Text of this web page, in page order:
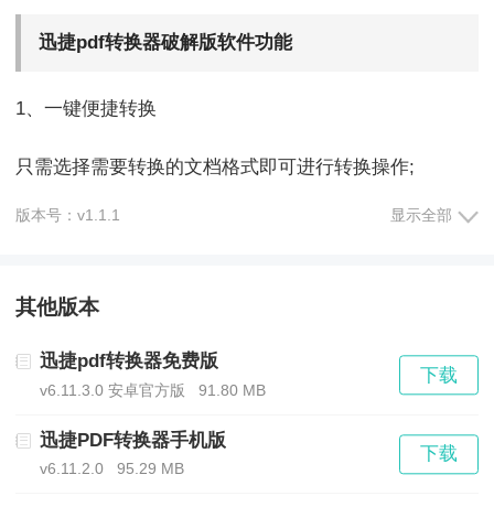
迅捷pdf转换器破解版软件功能
1、一键便捷转换
只需选择需要转换的文档格式即可进行转换操作;
2、文档即转即得
3、拍照识别文字
再也不用敲键盘录入资料啦，只需轻轻一点就可以将图
版本号：v1.1.1 显示全部
其他版本
迅捷pdf转换器免费版
v6.11.3.0 安卓官方版 91.80 MB
下载
迅捷PDF转换器手机版
v6.11.2.0 95.29 MB
下载